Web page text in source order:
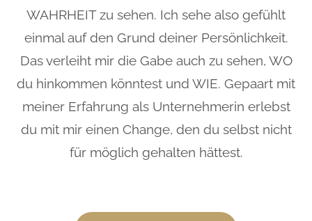
WAHRHEIT zu sehen. Ich sehe also gefühlt
einmal auf den Grund deiner Persönlichkeit.
Das verleiht mir die Gabe auch zu sehen, WO
du hinkommen könntest und WIE. Gepaart mit
meiner Erfahrung als Unternehmerin erlebst
du mit mir einen Change, den du selbst nicht
für möglich gehalten hättest.